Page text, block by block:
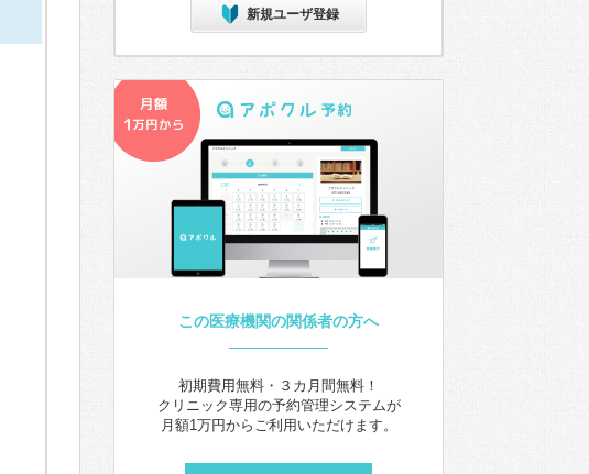
新規ユーザ登録
この医療機関の関係者の方へ
初期費用無料・３カ月間無料！
クリニック専用の予約管理システムが
月額1万円からご利用いただけます。